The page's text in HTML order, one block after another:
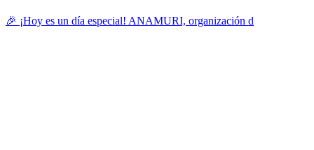
🎉 ¡Hoy es un día especial! ANAMURI, organización d